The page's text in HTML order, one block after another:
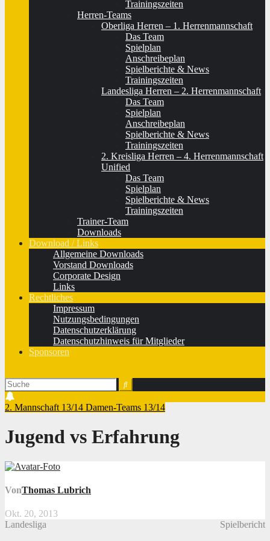
Trainingszeiten
Herren-Teams
Oberliga Herren – 1. Herrenmannschaft
Das Team
Spielplan
Anschreibeplan
Spielberichte & News
Trainingszeiten
Landesliga Herren – 2. Herrenmannschaft
Das Team
Spielplan
Anschreibeplan
Spielberichte & News
Trainingszeiten
2. Kreisliga Herren – 4. Herrenmannschaft
Unified
Das Team
Spielplan
Spielberichte & News
Trainingszeiten
Trainer-Team
Downloads
Download / Links
Allgemeine Downloads
Vorstand Downloads
Corporate Design
Links
Rechtliches
Impressum
Nutzungsbedingungen
Datenschutzerklärung
Datenschutzhinweis für Mitglieder
Sponsoren
2. Mannschaft 13/14 Damen-Teams 13/14
Jugend vs Erfahrung
VonThomas Lubrich
Okt. 20, 2013
Landesliga
Spielbericht